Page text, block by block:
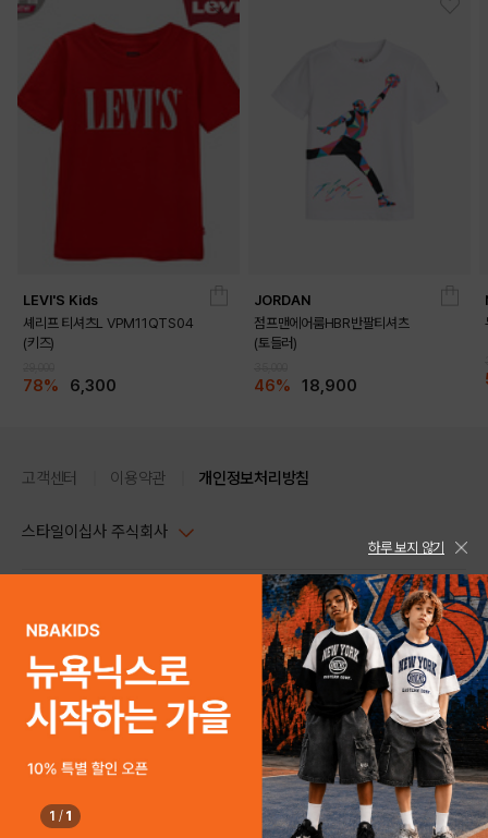
LEVI'S Kids
셰리프 티셔츠L VPM11QTS04
(키즈)
78% 6,300
JORDAN
점프맨에어룸HBR반팔티셔츠
(토들러)
46% 18,900
구매하기
고객센터 이용약관 개인정보처리방침
스타일이십사 주식회사
주소 : 서울시 강남구 논현로 633, 6층 (논현동, 한세엠케이빌딩)
사업자등록번호 : 116-81-32499
통신판매업신고번호 : 제 2024-서울강남-04239
호스팅 서비스 : 스타일이십사㈜
고객센터 1544-5336(평일 09:00~ 18:00 토/일/공휴일 휴무)
스타일24 고객센터 1544-5336
평일 09:00~ 18:00 (토/일/공휴일 휴무)
help Email : help@style24.com
COPYRIGHTⓒ2021 STYLE24 ALL RIGHTS RESERVED.
하루 보지 않기
1 / 1